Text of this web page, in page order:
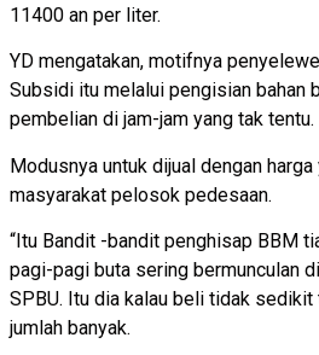
11400 an per liter.
YD mengatakan, motifnya
Subsidi itu melalui pengisian bahan
pembelian di jam-jam yang tak tentu.
Modusnya untuk dijual dengan
masyarakat pelosok pedesaan.
“Itu Bandit -bandit penghisap BBM
pagi-pagi buta sering bermunculan
SPBU. Itu dia kalau beli tidak sedikit
jumlah banyak.